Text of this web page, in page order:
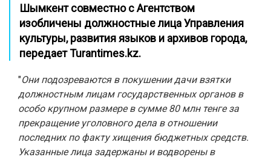
Шымкент совместно с Агентством
изобличены должностные лица Управления
культуры, развития языков и архивов города,
передаетTurantimes.kz.
"Они подозреваются в покушении дачи взятки
должностным лицам государственных органов в
особо крупном размере в сумме 80 млн тенге за
прекращение уголовного дела в отношении
последних по факту хищения бюджетных средств.
Указанные лица задержаны и водворены в